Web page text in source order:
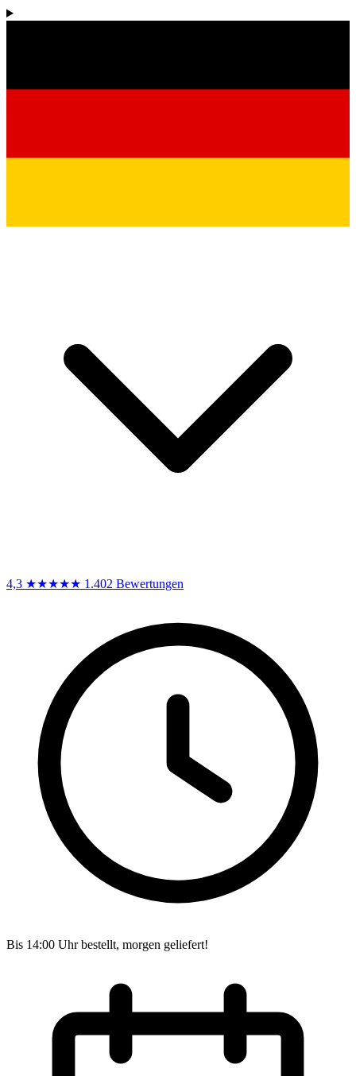
4,3 ★★★★★ 1.402 Bewertungen
Bis 14:00 Uhr bestellt, morgen geliefert!